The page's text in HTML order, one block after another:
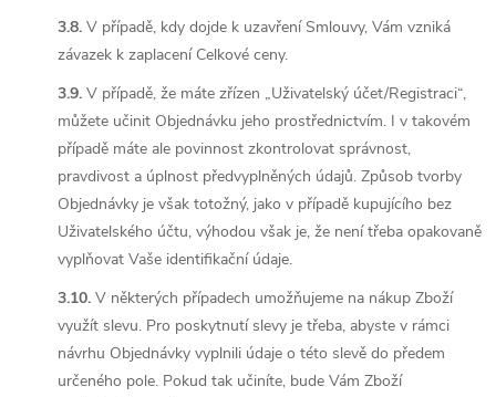
3.8. V případě, kdy dojde k uzavření Smlouvy, Vám vzniká
závazek k zaplacení Celkové ceny.
3.9. V případě, že máte zřízen „Uživatelský účet/Registraci“,
můžete učinit Objednávku jeho prostřednictvím. I v takovém
případě máte ale povinnost zkontrolovat správnost,
pravdivost a úplnost předvyplněných údajů. Způsob tvorby
Objednávky je však totožný, jako v případě kupujícího bez
Uživatelského účtu, výhodou však je, že není třeba opakovaně
vyplňovat Vaše identifikační údaje.
3.10. V některých případech umožňujeme na nákup Zboží
využít slevu. Pro poskytnutí slevy je třeba, abyste v rámci
návrhu Objednávky vyplnili údaje o této slevě do předem
určeného pole. Pokud tak učiníte, bude Vám Zboží